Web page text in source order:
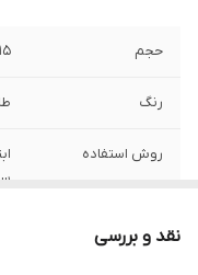
حجم 15 گرم
رنگ
روش استفاده
نقد و بررسی